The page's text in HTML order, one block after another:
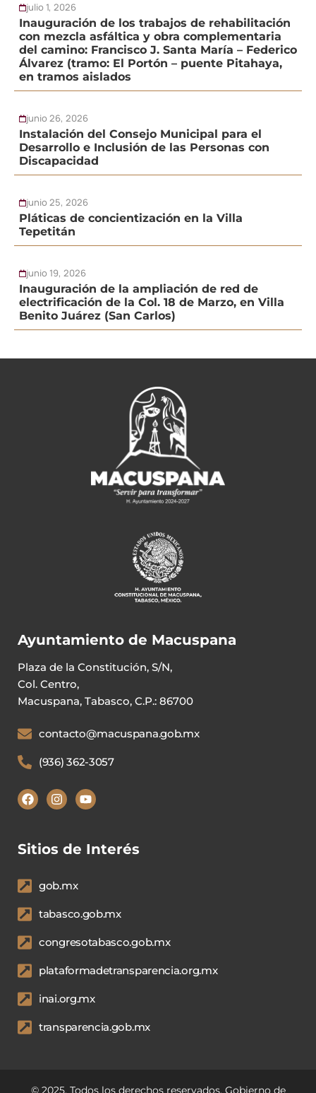
julio 1, 2026
Inauguración de los trabajos de rehabilitación
con mezcla asfáltica y obra complementaria
del camino: Francisco J. Santa María – Federico
Álvarez (tramo: El Portón – puente Pitahaya,
en tramos aislados
junio 26, 2026
Instalación del Consejo Municipal para el
Desarrollo e Inclusión de las Personas con
Discapacidad
junio 25, 2026
Pláticas de concientización en la Villa
Tepetitán
junio 19, 2026
Inauguración de la ampliación de red de
electrificación de la Col. 18 de Marzo, en Villa
Benito Juárez (San Carlos)
Ayuntamiento de Macuspana
Plaza de la Constitución, S/N,
Col. Centro,
Macuspana, Tabasco, C.P.: 86700
contacto@macuspana.gob.mx
(936) 362-3057
Sitios de Interés
gob.mx
tabasco.gob.mx
congresotabasco.gob.mx
plataformadetransparencia.org.mx
inai.org.mx
transparencia.gob.mx
© 2025. Todos los derechos reservados. Gobierno de